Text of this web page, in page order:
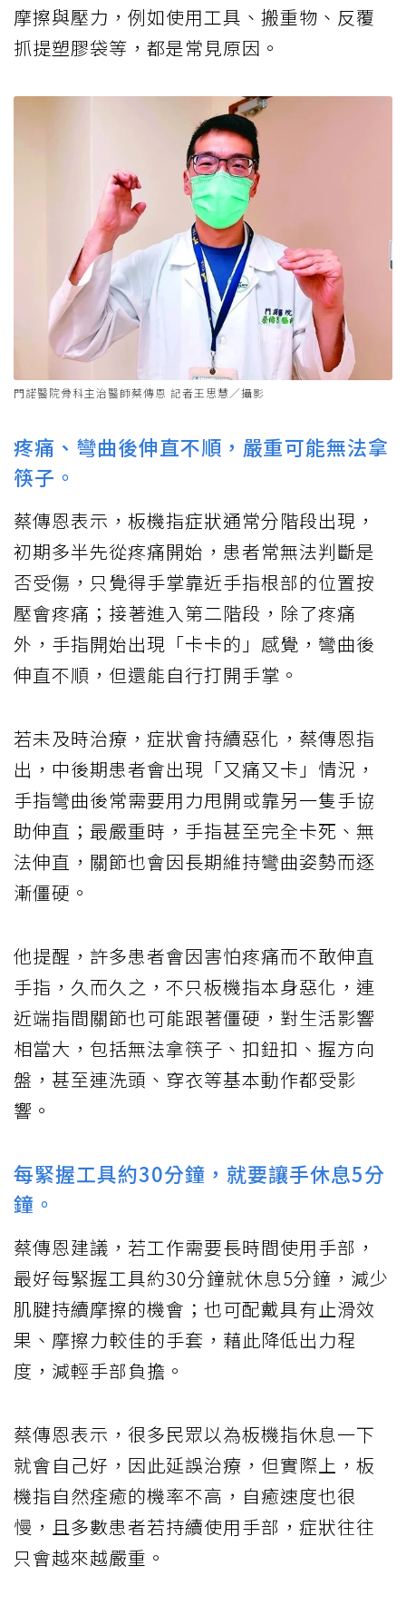
摩擦與壓力，例如使用工具、搬重物、反覆
抓提塑膠袋等，都是常見原因。
門諾醫院骨科主治醫師蔡傳恩 記者王思慧／攝影
疼痛、彎曲後伸直不順，嚴重可能無法拿
筷子。
蔡傳恩表示，板機指症狀通常分階段出現，
初期多半先從疼痛開始，患者常無法判斷是
否受傷，只覺得手掌靠近手指根部的位置按
壓會疼痛；接著進入第二階段，除了疼痛
外，手指開始出現「卡卡的」感覺，彎曲後
伸直不順，但還能自行打開手掌。
若未及時治療，症狀會持續惡化，蔡傳恩指
出，中後期患者會出現「又痛又卡」情況，
手指彎曲後常需要用力甩開或靠另一隻手協
助伸直；最嚴重時，手指甚至完全卡死、無
法伸直，關節也會因長期維持彎曲姿勢而逐
漸僵硬。
他提醒，許多患者會因害怕疼痛而不敢伸直
手指，久而久之，不只板機指本身惡化，連
近端指間關節也可能跟著僵硬，對生活影響
相當大，包括無法拿筷子、扣鈕扣、握方向
盤，甚至連洗頭、穿衣等基本動作都受影
響。
每緊握工具約30分鐘，就要讓手休息5分
鐘。
蔡傳恩建議，若工作需要長時間使用手部，
最好每緊握工具約30分鐘就休息5分鐘，減少
肌腱持續摩擦的機會；也可配戴具有止滑效
果、摩擦力較佳的手套，藉此降低出力程
度，減輕手部負擔。
蔡傳恩表示，很多民眾以為板機指休息一下
就會自己好，因此延誤治療，但實際上，板
機指自然痊癒的機率不高，自癒速度也很
慢，且多數患者若持續使用手部，症狀往往
只會越來越嚴重。